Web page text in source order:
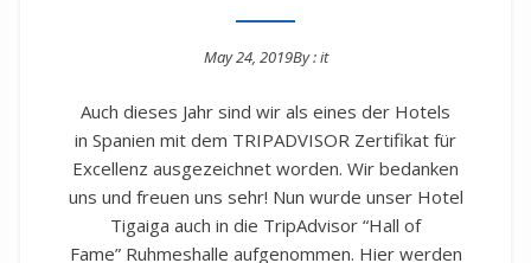
May 24, 2019By :it
Auch dieses Jahr sind wir als eines der Hotels
in Spanien mit dem TRIPADVISOR Zertifikat für
Excellenz ausgezeichnet worden. Wir bedanken
uns und freuen uns sehr! Nun wurde unser Hotel
Tigaiga auch in die TripAdvisor “Hall of
Fame” Ruhmeshalle aufgenommen. Hier werden